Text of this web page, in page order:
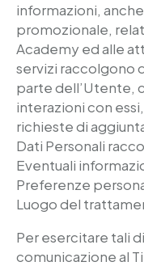
informazioni,
promozionale,
Academy ed alle
servizi raccolgono
parte dell’Utente,
interazioni con
richieste di
Dati Personali
Eventuali
Preferenze
Luogo del
Per esercitare tali
comunicazione al